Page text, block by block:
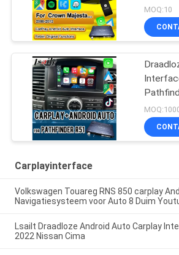
Athlete
MOQ:10
Navara
Auto,
Carplayinterface
Volkswagen Touareg RNS 850 carplay
Navigatiesysteem voor Auto 8 Duim
Lsailt Draadloze Android Auto Carplay
2022 Nissan Cima